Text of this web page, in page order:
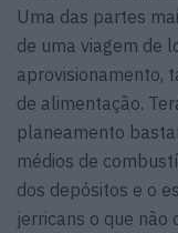
Uma das partes
de uma viagem de
aprovisionamento,
de alimentação.
planeamento
médios de
dos depósitos e o
jerricans o que não